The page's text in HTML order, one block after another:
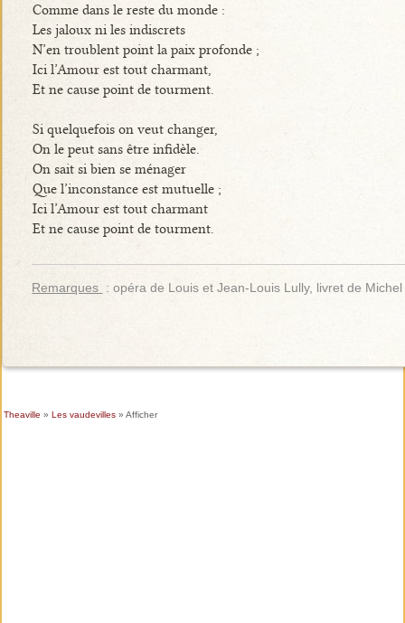
Comme dans le reste du monde :
Les jaloux ni les indiscrets
N’en troublent point la paix profonde ;
Ici l’Amour est tout charmant,
Et ne cause point de tourment.
Si quelquefois on veut changer,
On le peut sans être infidèle.
On sait si bien se ménager
Que l’inconstance est mutuelle ;
Ici l’Amour est tout charmant
Et ne cause point de tourment.
Remarques : opéra de Louis et Jean-Louis Lully, livret de
Theaville » Les vaudevilles» Afficher